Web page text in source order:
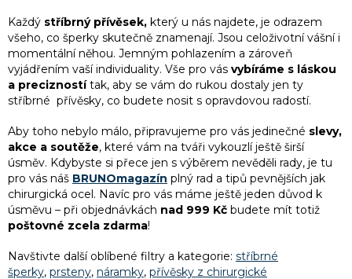
y
v
ý
p
i
s
u
Každý stříbrný přívěsek, který u nás najdete, je odrazem
všeho, co šperky skutečně znamenají. Jsou celoživotní vášní i
momentální něhou. Jemným pohlazením a zároveň
vyjádřením vaší individuality. Vše pro vás vybíráme s láskou
a preciznostítak, aby se vám do rukou dostaly jen ty
stříbrné přívěsky, co budete nosit s opravdovou radostí.
Aby toho nebylo málo, připravujeme pro vás jedinečné slevy,
akce a soutěže, které vám na tváři vykouzlí ještě širší
úsměv. Kdybyste si přece jen s výběrem nevěděli rady, je tu
pro vás náš BRUNOmagazín plný rad a tipů pevnějších jak
chirurgická ocel. Navíc pro vás máme ještě jeden důvod k
úsměvu – při objednávkách nad 999 Kč budete mít totiž
poštovné zcela zdarma!
Navštivte další oblíbené filtry a kategorie: stříbrné
šperky, prsteny, náramky, přívěsky z chirurgické